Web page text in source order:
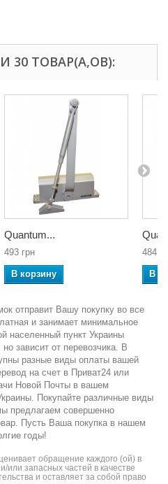
30 ТОВАР(А,ОВ):
Quantum...
493 грн
В корзину
484
В
отправит Вашу покупку во все
и занимает минимальное
населенный пункт Украины
зависит от перевозчика. В
разные виды оплаты вашей
на счет в Приват24 или
Новой Почты в вашем
Покупайте различные виды
предлагаем совершенно
Пусть Ваша покупка в нашем
годы!
обращение каждого (ой) в
или запасных частей в качестве
и оставляет за собой право